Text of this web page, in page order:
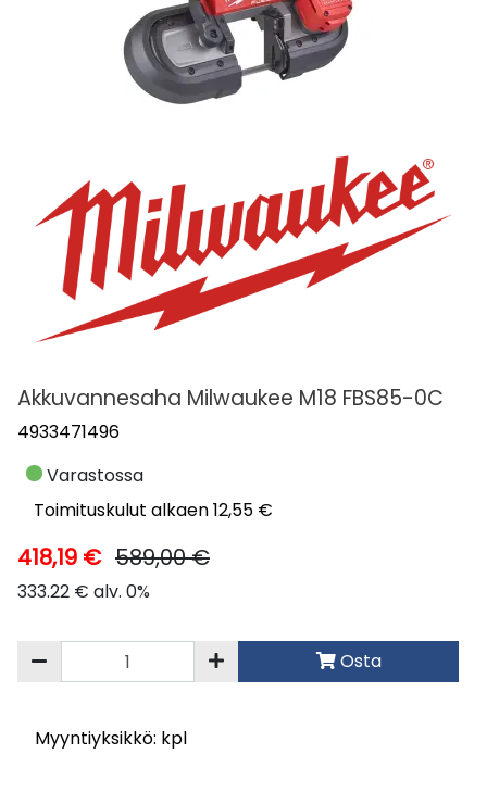
Akkuvannesaha Milwaukee M18 FBS85-0C
4933471496
Varastossa
Toimituskulut alkaen 12,55 €
418,19 € 589,00 €
333.22 € alv. 0%
Osta
Myyntiyksikkö: kpl